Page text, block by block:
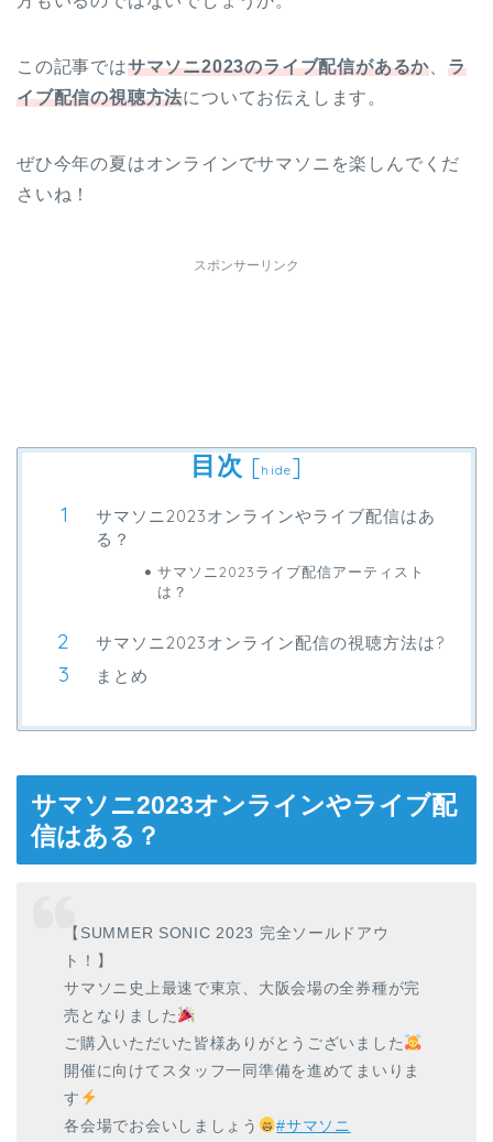
この記事ではサマソニ2023のライブ配信があるか 、ラ
イブ配信の視聴方法についてお伝えします。
ぜひ今年の夏はオンラインでサマソニを楽しんでくだ
さいね！
スポンサーリンク
目次 [hide]
サマソニ2023オンラインやライブ配信はあ
る？
サマソニ2023ライブ配信アーティスト
は？
サマソニ2023オンライン配信の視聴方法は?
まとめ
サマソニ2023オンラインやライブ配
信はある？
【SUMMER SONIC 2023 完全ソールドアウ
ト！】
サマソニ史上最速で東京、大阪会場の全券種が完
売となりました
ご購入いただいた皆様ありがとうございました
開催に向けてスタッフ一同準備を進めてまいりま
す
各会場でお会いしましょう
#サマソニ